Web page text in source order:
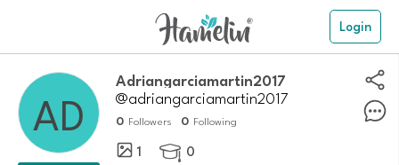
Login
adriangarciamartin2017
@adriangarciamartin2017
0 Followers 0 Following
1  0